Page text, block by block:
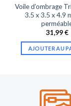
Voile d’ombrage
3.5 x 3.5 x 4.9
31,99€
AJOUTER AU